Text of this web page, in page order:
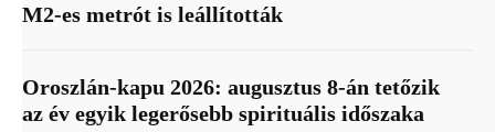
M2-es metrót is leállították
Oroszlán-kapu 2026: augusztus 8-án tetőzik
az év egyik legerősebb spirituális időszaka